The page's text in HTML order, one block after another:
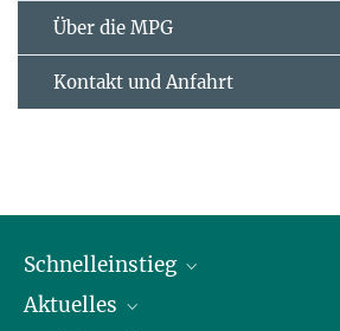
Über die MPG
Kontakt und Anfahrt
Schnelleinstieg
Personen
Aktuelles